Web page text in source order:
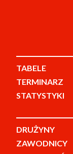
TABELE
TERMINARZ
STATYSTYKI
DRUŻYNY
ZAWODNICY